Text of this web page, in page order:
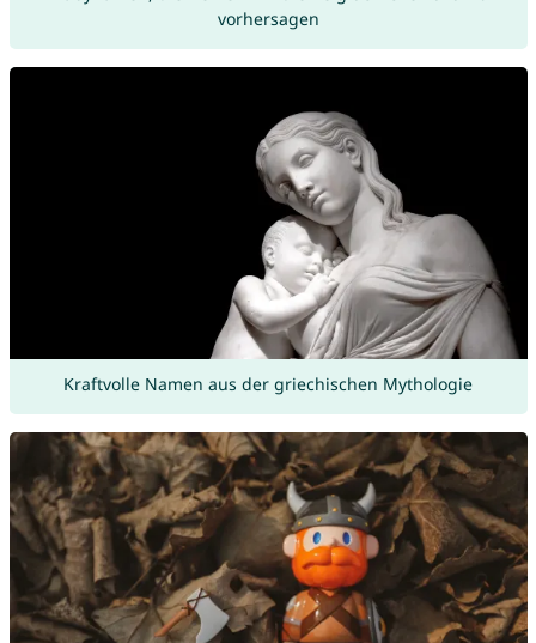
vorhersagen
Kraftvolle Namen aus der griechischen Mythologie